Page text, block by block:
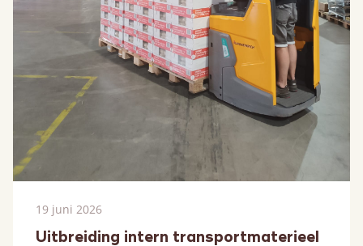
19 juni 2026
Uitbreiding intern transportmaterieel